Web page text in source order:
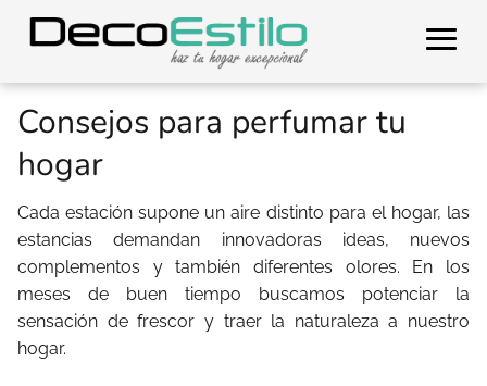
Consejos para perfumar tu
hogar
Cada estación supone un aire distinto para el hogar, las
estancias demandan innovadoras ideas, nuevos
complementos y también diferentes olores. En los
meses de buen tiempo buscamos potenciar la
sensación de frescor y traer la naturaleza a nuestro
hogar.